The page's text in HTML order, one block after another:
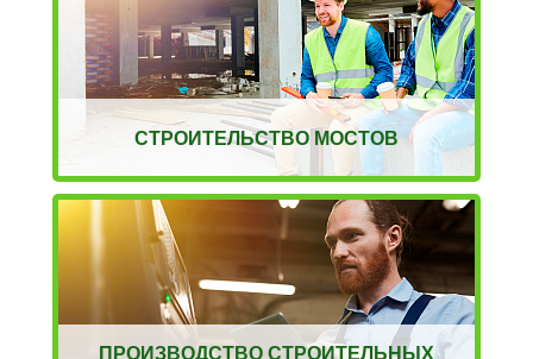
СТРОИТЕЛЬСТВО МОСТОВ
ПРОИЗВОДСТВО СТРОИТЕЛЬНЫХ